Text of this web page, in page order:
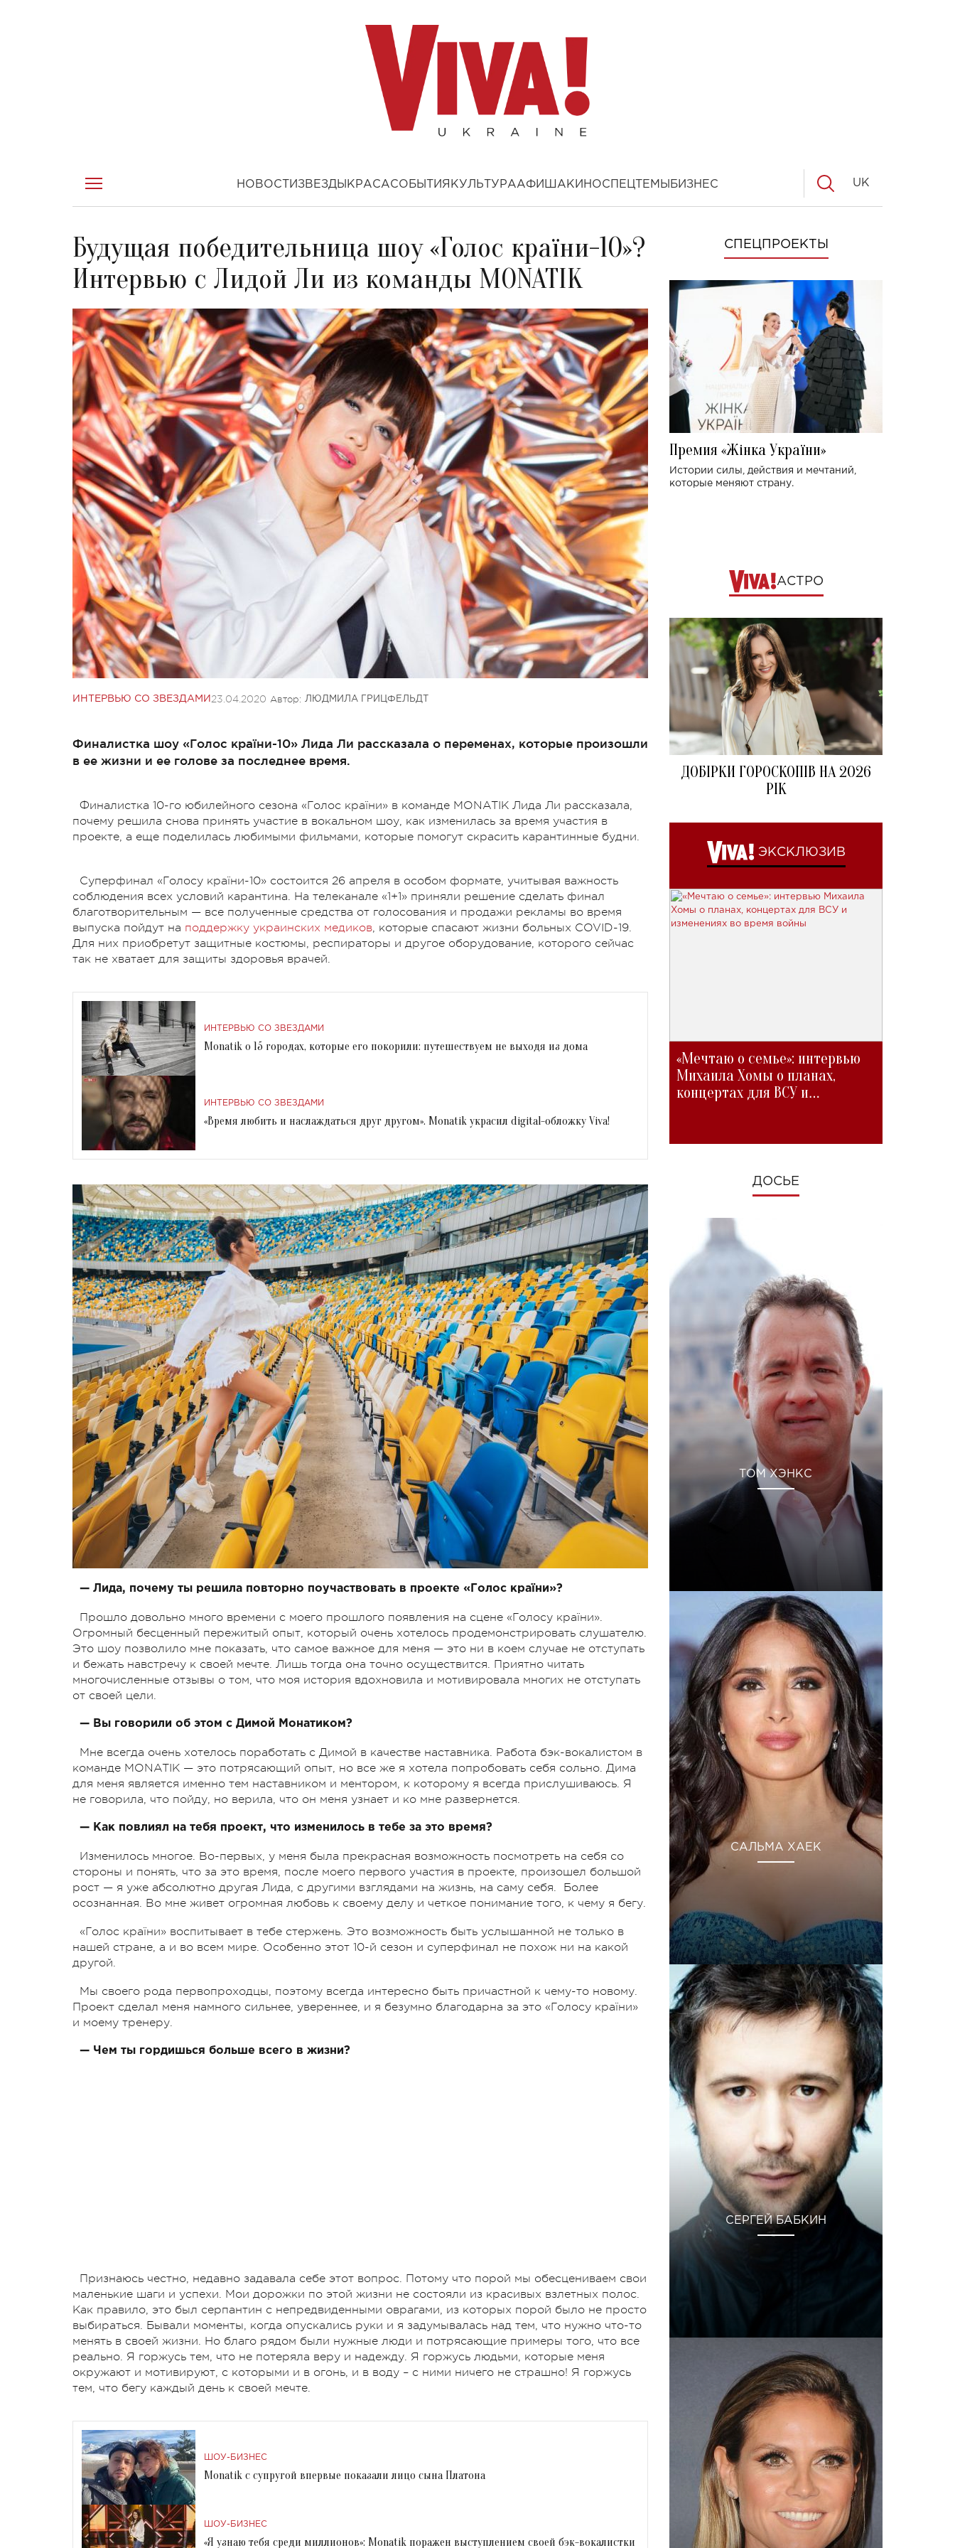
НОВОСТИ ЗВЕЗДЫ КРАСАСОБЫТИЯ КУЛЬТУРААФИША КИНОСПЕЦТЕМЫ БИЗНЕС UK
Будущая победительница шоу «Голос країни-10»?
Интервью с Лидой Ли из команды MONATIK
ИНТЕРВЬЮ СО ЗВЕЗДАМИ 23.04.2020 Автор: ЛЮДМИЛА ГРИЦФЕЛЬДТ
Финалистка шоу «Голос країни-10» Лида Ли рассказала о переменах, которые произошли
в ее жизни и ее голове за последнее время.
Финалистка 10-го юбилейного сезона «Голос країни» в команде MONATIK Лида Ли рассказала,
почему решила снова принять участие в вокальном шоу, как изменилась за время участия в
проекте, а еще поделилась любимыми фильмами, которые помогут скрасить карантинные будни.
Суперфинал «Голосу країни-10» состоится 26 апреля в особом формате, учитывая важность
соблюдения всех условий карантина. На телеканале «1+1» приняли решение сделать финал
благотворительным — все полученные средства от голосования и продажи рекламы во время
выпуска пойдут на поддержку украинских медиков, которые спасают жизни больных COVID-19.
Для них приобретут защитные костюмы, респираторы и другое оборудование, которого сейчас
так не хватает для защиты здоровья врачей.
ИНТЕРВЬЮ СО ЗВЕЗДАМИ
Monatik о 15 городах, которые его покорили: путешествуем не выходя из дома
ИНТЕРВЬЮ СО ЗВЕЗДАМИ
«Время любить и наслаждаться друг другом». Monatik украсил digital-обложку Viva!
— Лида, почему ты решила повторно поучаствовать в проекте «Голос країни»?
Прошло довольно много времени с моего прошлого появления на сцене «Голосу країни».
Огромный бесценный пережитый опыт, который очень хотелось продемонстрировать слушателю.
Это шоу позволило мне показать, что самое важное для меня — это ни в коем случае не отступать
и бежать навстречу к своей мечте. Лишь тогда она точно осуществится. Приятно читать
многочисленные отзывы о том, что моя история вдохновила и мотивировала многих не отступать
от своей цели.
— Вы говорили об этом с Димой Монатиком?
Мне всегда очень хотелось поработать с Димой в качестве наставника. Работа бэк-вокалистом в
команде MONATIK — это потрясающий опыт, но все же я хотела попробовать себя сольно. Дима
для меня является именно тем наставником и ментором, к которому я всегда прислушиваюсь. Я
не говорила, что пойду, но верила, что он меня узнает и ко мне развернется.
— Как повлиял на тебя проект, что изменилось в тебе за это время?
Изменилось многое. Во-первых, у меня была прекрасная возможность посмотреть на себя со
стороны и понять, что за это время, после моего первого участия в проекте, произошел большой
рост — я уже абсолютно другая Лида, с другими взглядами на жизнь, на саму себя. Более
осознанная. Во мне живет огромная любовь к своему делу и четкое понимание того, к чему я бегу.
«Голос країни» воспитывает в тебе стержень. Это возможность быть услышанной не только в
нашей стране, а и во всем мире. Особенно этот 10-й сезон и суперфинал не похож ни на какой
другой.
Мы своего рода первопроходцы, поэтому всегда интересно быть причастной к чему-то новому.
Проект сделал меня намного сильнее, увереннее, и я безумно благодарна за это «Голосу країни»
и моему тренеру.
— Чем ты гордишься больше всего в жизни?
Признаюсь честно, недавно задавала себе этот вопрос. Потому что порой мы обесцениваем свои
маленькие шаги и успехи. Мои дорожки по этой жизни не состояли из красивых взлетных полос.
Как правило, это был серпантин с непредвиденными оврагами, из которых порой было не просто
выбираться. Бывали моменты, когда опускались руки и я задумывалась над тем, что нужно что-то
менять в своей жизни. Но благо рядом были нужные люди и потрясающие примеры того, что все
реально. Я горжусь тем, что не потеряла веру и надежду. Я горжусь людьми, которые меня
окружают и мотивируют, с которыми и в огонь, и в воду – с ними ничего не страшно! Я горжусь
тем, что бегу каждый день к своей мечте.
ШОУ-БИЗНЕС
Monatik с супругой впервые показали лицо сына Платона
ШОУ-БИЗНЕС
«Я узнаю тебя среди миллионов»: Monatik поражен выступлением своей бэк-вокалистки
СПЕЦПРОЕКТЫ
Премия «Жінка України»
Истории силы, действия и мечтаний,
которые меняют страну.
АСТРО
ДОБІРКИ ГОРОСКОПІВ НА 2026
РІК
ЭКСКЛЮЗИВ
«Мечтаю о семье»: интервью
Михаила Хомы о планах,
концертах для ВСУ и
ДОСЬЕ
ТОМ ХЭНКС
САЛЬМА ХАЕК
СЕРГЕЙ БАБКИН